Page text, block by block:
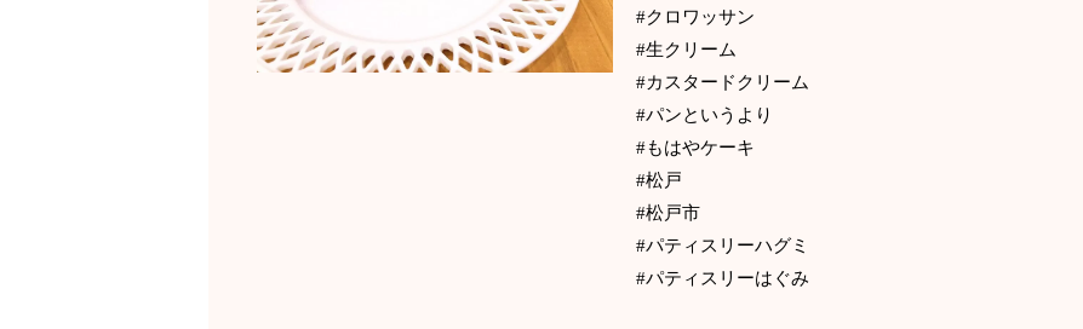
#クロワッサン
#生クリーム
#カスタードクリーム
#パンというより
#もはやケーキ
#松戸
#松戸市
#パティスリーハグミ
#パティスリーはぐみ